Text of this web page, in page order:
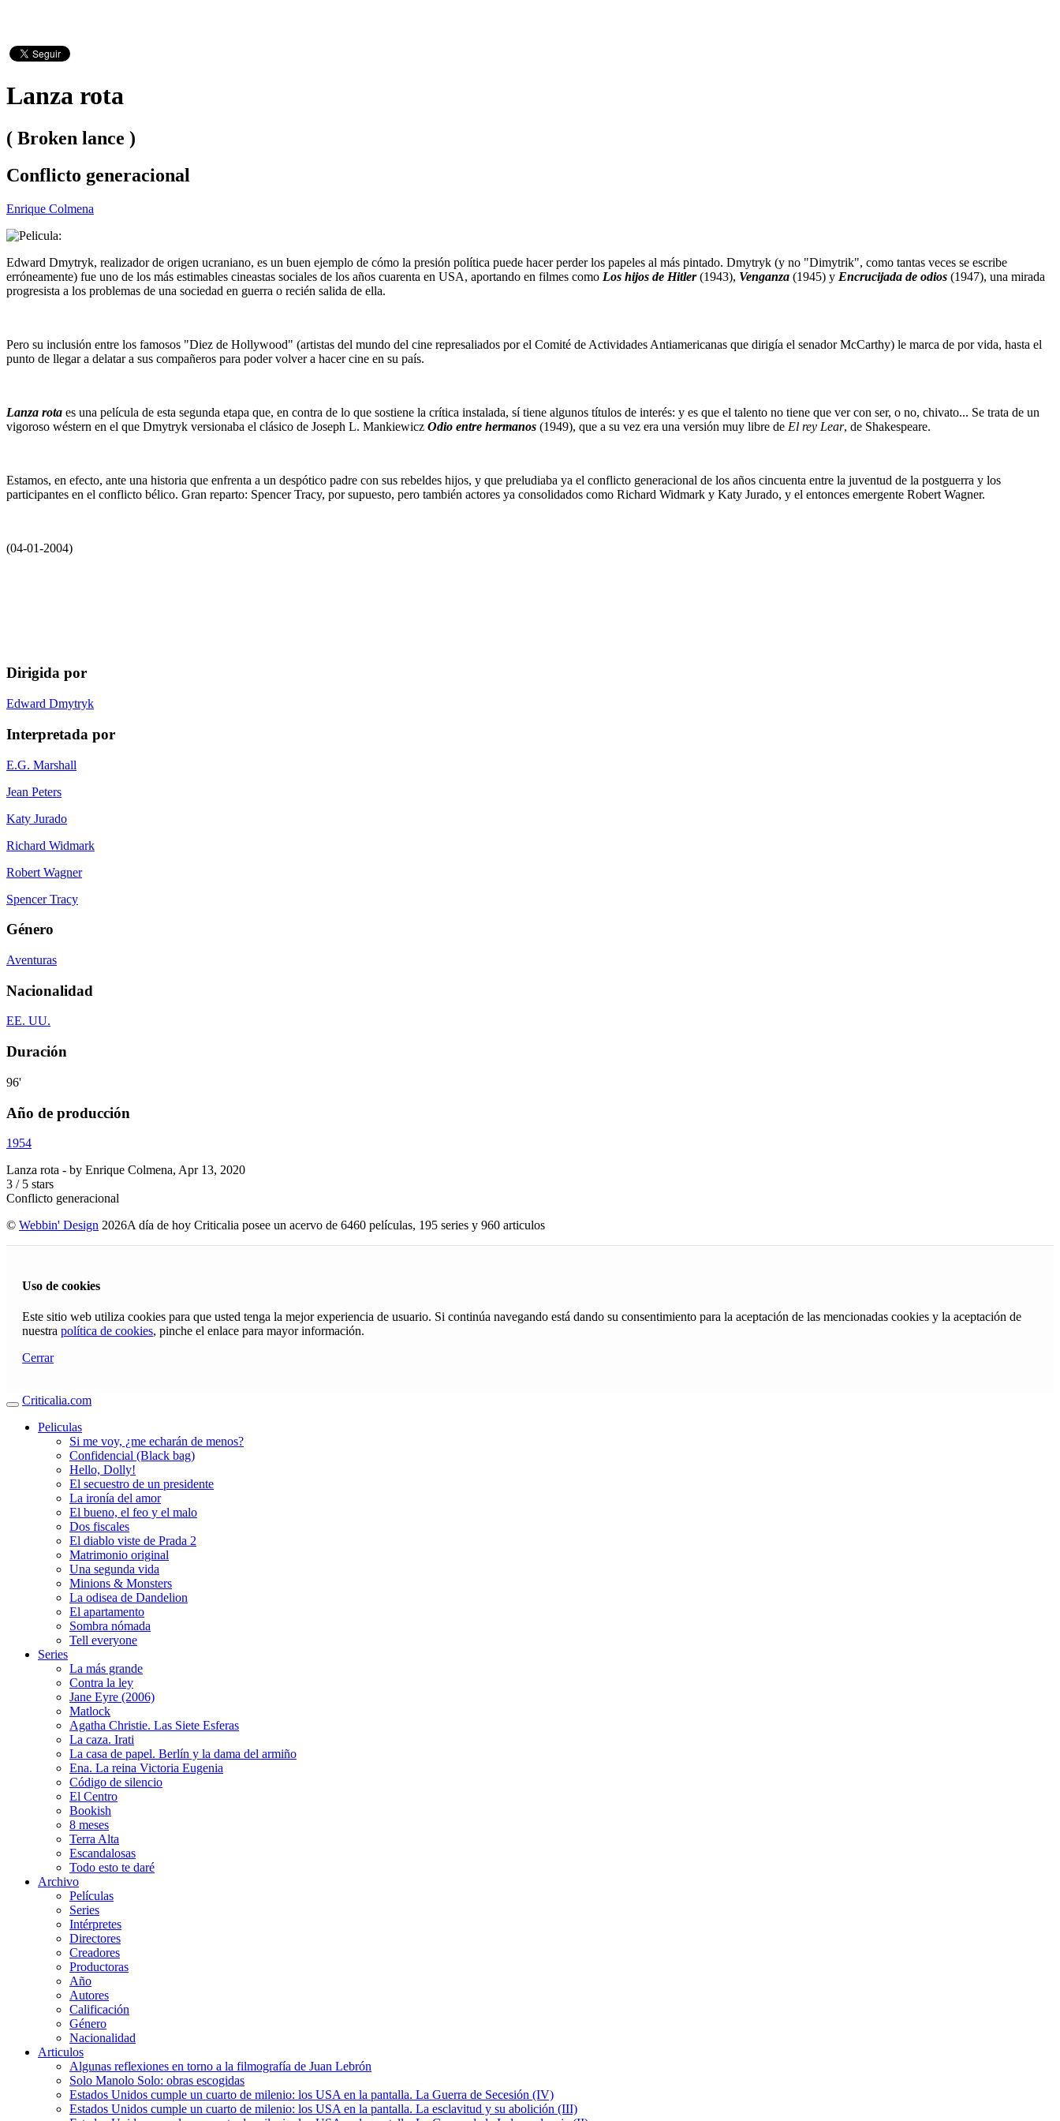
Lanza rota
( Broken lance )
Conflicto generacional
Enrique Colmena
Edward Dmytryk, realizador de origen ucraniano, es un buen ejemplo de cómo la presión política puede hacer perder los papeles al más pintado. Dmytryk (y no "Dimytrik", como tantas veces se escribe
erróneamente) fue uno de los más estimables cineastas sociales de los años cuarenta en USA, aportando en filmes como Los hijos de Hitler(1943), Venganza (1945) y Encrucijada de odios (1947), una mirada
progresista a los problemas de una sociedad en guerra o recién salida de ella.
Pero su inclusión entre los famosos "Diez de Hollywood" (artistas del mundo del cine represaliados por el Comité de Actividades Antiamericanas que dirigía el senador McCarthy) le marca de por vida, hasta el
punto de llegar a delatar a sus compañeros para poder volver a hacer cine en su país.
Lanza rota es una película de esta segunda etapa que, en contra de lo que sostiene la crítica instalada, sí tiene algunos títulos de interés: y es que el talento no tiene que ver con ser, o no, chivato... Se trata de un
vigoroso wéstern en el que Dmytryk versionaba el clásico de Joseph L. Mankiewicz Odio entre hermanos (1949), que a su vez era una versión muy libre de El rey Lear, de Shakespeare.
Estamos, en efecto, ante una historia que enfrenta a un despótico padre con sus rebeldes hijos, y que preludiaba ya el conflicto generacional de los años cincuenta entre la juventud de la postguerra y los
participantes en el conflicto bélico. Gran reparto: Spencer Tracy, por supuesto, pero también actores ya consolidados como Richard Widmark y Katy Jurado, y el entonces emergente Robert Wagner.
(04-01-2004)
Dirigida por
Edward Dmytryk
Interpretada por
E.G. Marshall
Jean Peters
Katy Jurado
Richard Widmark
Robert Wagner
Spencer Tracy
Género
Aventuras
Nacionalidad
EE. UU.
Duración
96'
Año de producción
1954
Lanza rota - by Enrique Colmena, Apr 13, 2020
3 / 5 stars
Conflicto generacional
© Webbin' Design 2026A día de hoy Criticalia posee un acervo de 6460 películas, 195 series y 960 articulos
Uso de cookies
Este sitio web utiliza cookies para que usted tenga la mejor experiencia de usuario. Si continúa navegando está dando su consentimiento para la aceptación de las mencionadas cookies y la aceptación de
nuestra política de cookies, pinche el enlace para mayor información.
Cerrar
Criticalia.com
Peliculas
Si me voy, ¿me echarán de menos?
Confidencial (Black bag)
Hello, Dolly!
El secuestro de un presidente
La ironía del amor
El bueno, el feo y el malo
Dos fiscales
El diablo viste de Prada 2
Matrimonio original
Una segunda vida
Minions & Monsters
La odisea de Dandelion
El apartamento
Sombra nómada
Tell everyone
Series
La más grande
Contra la ley
Jane Eyre (2006)
Matlock
Agatha Christie. Las Siete Esferas
La caza. Irati
La casa de papel. Berlín y la dama del armiño
Ena. La reina Victoria Eugenia
Código de silencio
El Centro
Bookish
8 meses
Terra Alta
Escandalosas
Todo esto te daré
Archivo
Películas
Series
Intérpretes
Directores
Creadores
Productoras
Año
Autores
Calificación
Género
Nacionalidad
Articulos
Algunas reflexiones en torno a la filmografía de Juan Lebrón
Solo Manolo Solo: obras escogidas
Estados Unidos cumple un cuarto de milenio: los USA en la pantalla. La Guerra de Secesión (IV)
Estados Unidos cumple un cuarto de milenio: los USA en la pantalla. La esclavitud y su abolición (III)